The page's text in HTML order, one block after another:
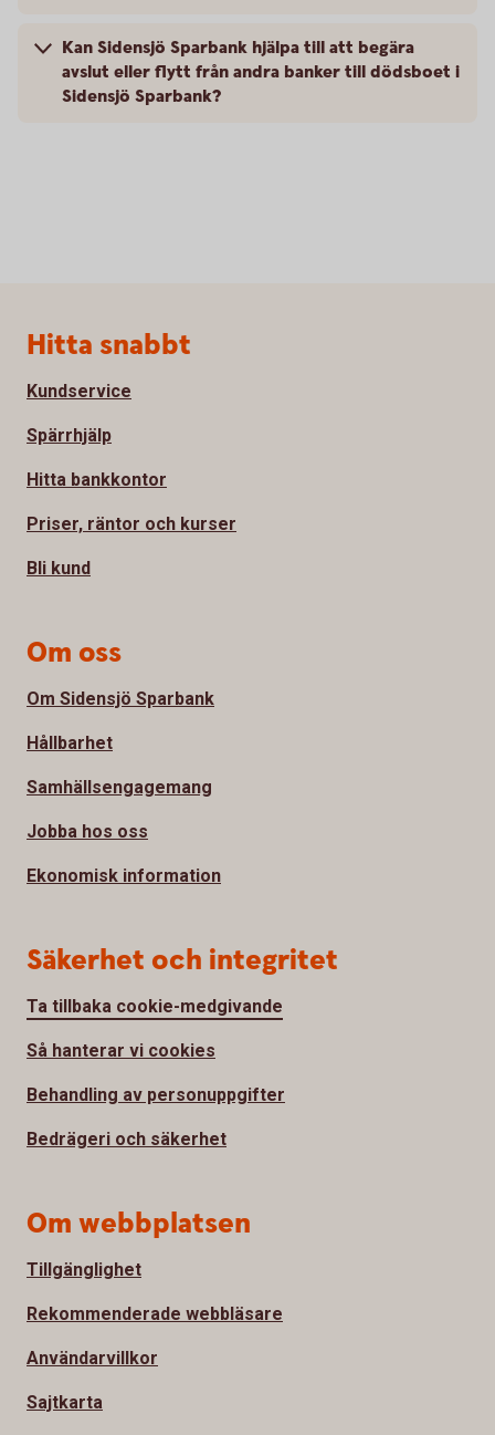
Kan Sidensjö Sparbank hjälpa till att begära
avslut eller flytt från andra banker till dödsboet i
Sidensjö Sparbank?
Sidfot
Hitta snabbt
Kundservice
Spärrhjälp
Hitta bankkontor
Priser, räntor och kurser
Bli kund
Om oss
Om Sidensjö Sparbank
Hållbarhet
Samhällsengagemang
Jobba hos oss
Ekonomisk information
Säkerhet och integritet
Ta tillbaka cookie-medgivande
Så hanterar vi cookies
Behandling av personuppgifter
Bedrägeri och säkerhet
Om webbplatsen
Tillgänglighet
Rekommenderade webbläsare
Användarvillkor
Sajtkarta